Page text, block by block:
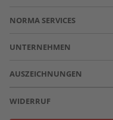
NORMA SERVICES
UNTERNEHMEN
AUSZEICHNUNGEN
WIDERRUF